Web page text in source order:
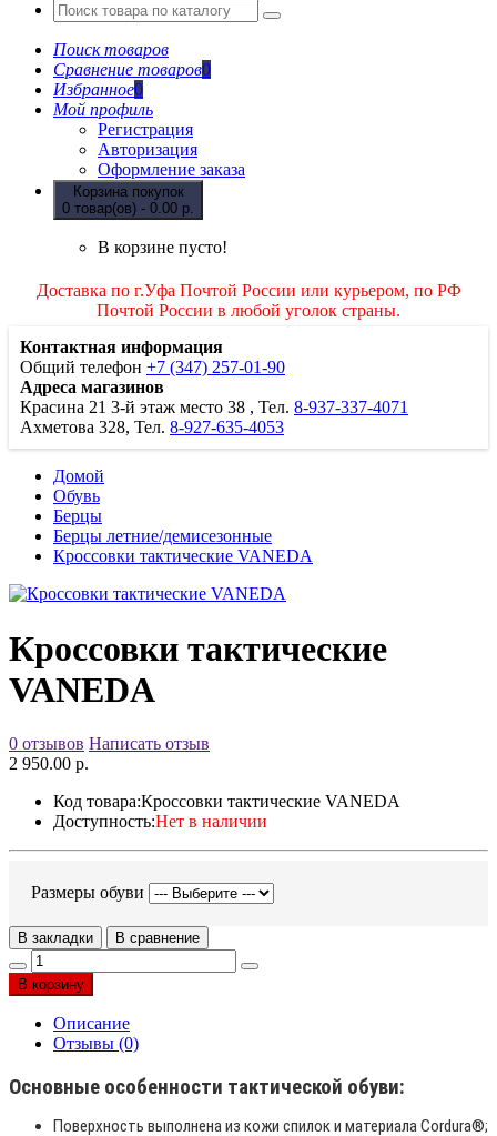
Поиск товаров
Сравнение товаров0
Избранное0
Мой профиль
Регистрация
Авторизация
Оформление заказа
Корзина покупок
0 товар(ов) - 0.00 р.
В корзине пусто!
Доставка по г.Уфа Почтой России или курьером, по РФ
Почтой России в любой уголок страны.
Контактная информация
Общий телефон +7 (347) 257-01-90
Адреса магазинов
Красина 21 3-й этаж место 38 , Тел. 8-937-337-4071
Ахметова 328, Тел. 8-927-635-4053
Домой
Обувь
Берцы
Берцы летние/демисезонные
Кроссовки тактические VANEDA
Кроссовки тактические
VANEDA
0 отзывов Написать отзыв
2 950.00 р.
Код товара:Кроссовки тактические VANEDA
Доступность:Нет в наличии
Размеры обуви
В закладки В сравнение
В корзину
Описание
Отзывы (0)
Основные особенности тактической обуви:
Поверхность выполнена из кожи спилок и материала Cordura®;